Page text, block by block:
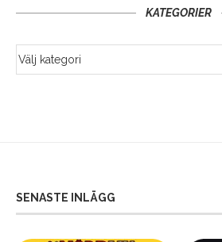
KATEGORIER
SENASTE INLÄGG